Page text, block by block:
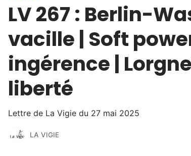
LV 267 : Berlin-
vacille | Soft
ingérence |
liberté
Lettre de La Vigie du 27 mai 2025
LA VIGIE